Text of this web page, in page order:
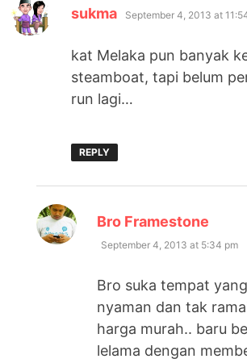
sukma says:
September 4, 2013 at
kat Melaka pun banyak
steamboat, tapi belum
run lagi…
REPLY
Bro Framestone
September 4, 2013 at 5:34 pm
Bro suka tempat
nyaman dan tak
harga murah.. baru
lelama dengan